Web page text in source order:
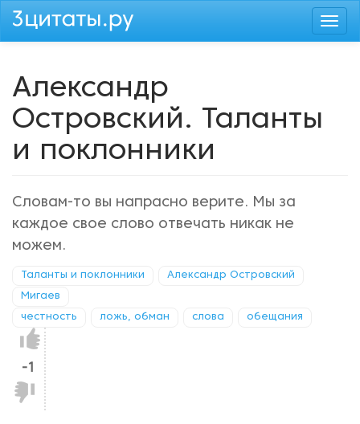
Перейти
Александр
Островский. Таланты
и поклонники
Словам-то вы напрасно верите. Мы за
каждое свое слово отвечать никак не
можем.
Таланты и поклонники Александр Островский
Мигаев
честность ложь, обман слова обещания
Нравится!
-1
Не
нравится!